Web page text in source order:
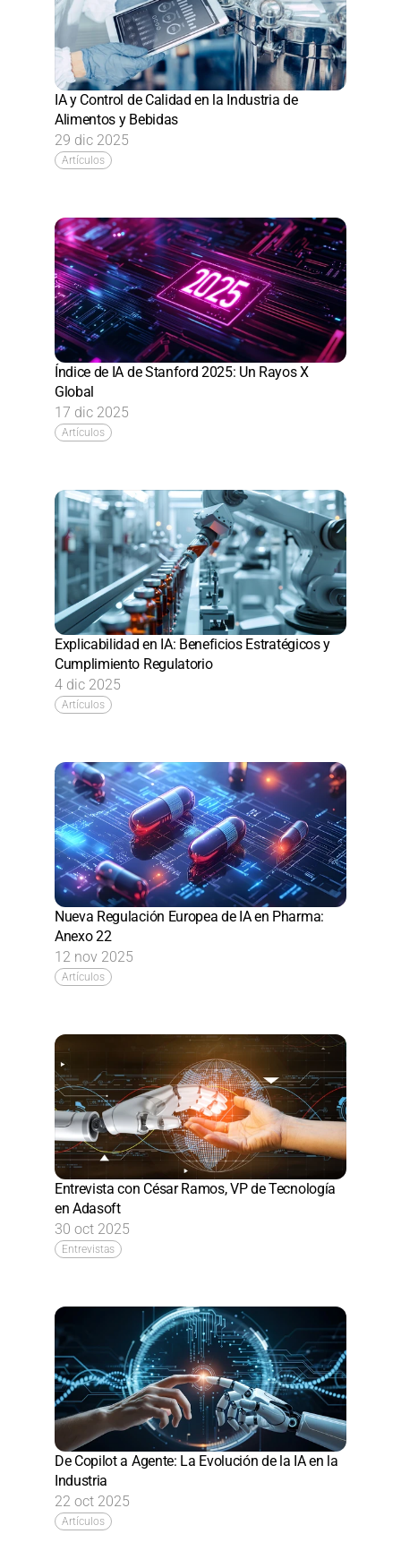
IA y Control de Calidad en la Industria de
Alimentos y Bebidas
29 dic 2025
Artículos
Índice de IA de Stanford 2025: Un Rayos X
Global
17 dic 2025
Artículos
Explicabilidad en IA: Beneficios Estratégicos y
Cumplimiento Regulatorio
4 dic 2025
Artículos
Nueva Regulación Europea de IA en Pharma:
Anexo 22
12 nov 2025
Artículos
Entrevista con César Ramos, VP de Tecnología
en Adasoft
30 oct 2025
Entrevistas
De Copilot a Agente: La Evolución de la IA en la
Industria
22 oct 2025
Artículos